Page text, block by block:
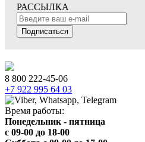
РАССЫЛКА
Подписаться
8 800 222-45-06
+7 922 995 64 03
Время работы:
Понедельник - пятница
c 09-00 до 18-00